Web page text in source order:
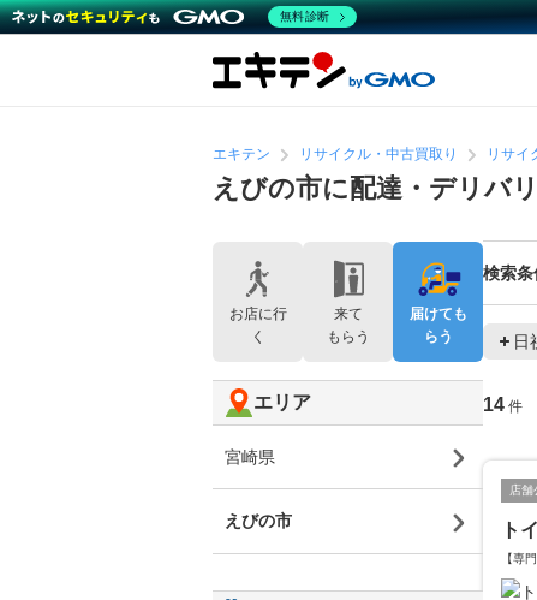
エキテン リサイクル・中古買取り リサイ
えびの市に配達・デリバ
検索条
日
14 件
店舗
ト
【専
お店に行
く
来て
もらう
届けても
らう
エリア
宮崎県
えびの市
無料診断